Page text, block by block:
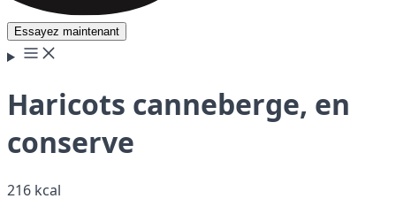
Essayez maintenant
Haricots canneberge, en
conserve
216 kcal